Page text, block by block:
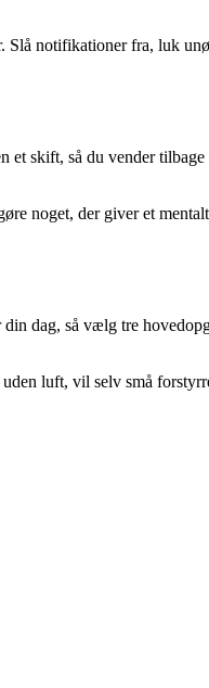
notifikationer fra, luk
skift, så du vender
noget, der giver et
dag, så vælg tre
luft, vil selv små